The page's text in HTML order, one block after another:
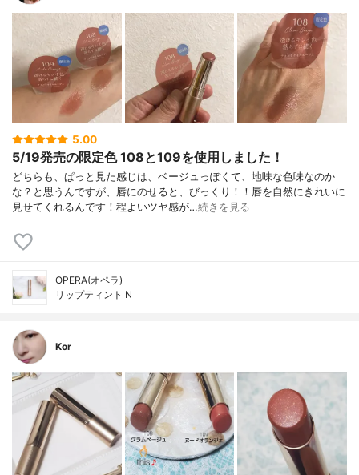
5.00
5/19発売の限定色 108と109を使用しました！
どちらも、ぱっと見た感じは、ベージュっぽくて、地味な色味なのか
な？と思うんですが、唇にのせると、びっくり！！唇を自然にきれいに
見せてくれるんです！程よいツヤ感が…続きを見る
OPERA(オペラ)
リップティント N
Kor